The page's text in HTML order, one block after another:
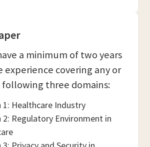
a minimum of two years
experience covering any or
three domains:
1: Healthcare Industry
2: Regulatory Environment in